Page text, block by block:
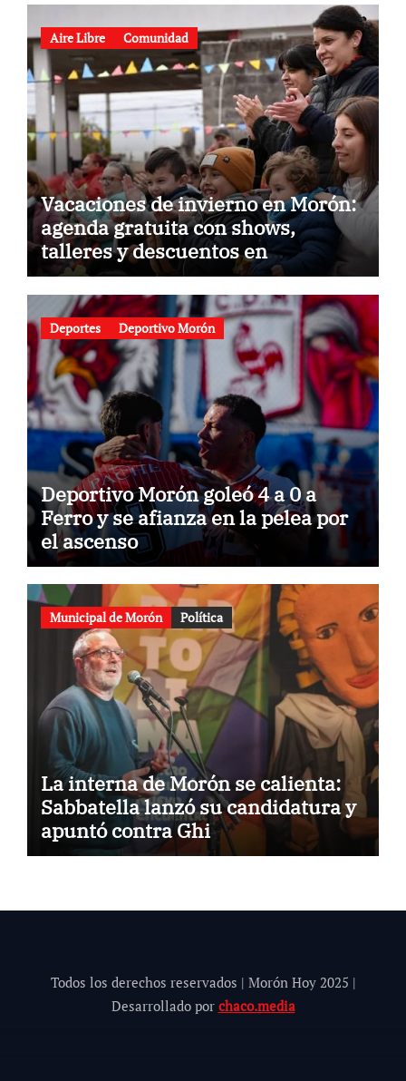
Aire Libre Comunidad
Vacaciones de invierno en Morón:
agenda gratuita con shows,
talleres y descuentos en
gastronomía
Deportes Deportivo Morón
Deportivo Morón goleó 4 a 0 a
Ferro y se afianza en la pelea por
el ascenso
Municipal de Morón Política
La interna de Morón se calienta:
Sabbatella lanzó su candidatura y
apuntó contra Ghi
Todos los derechos reservados | Morón Hoy 2025 |
Desarrollado por chaco.media